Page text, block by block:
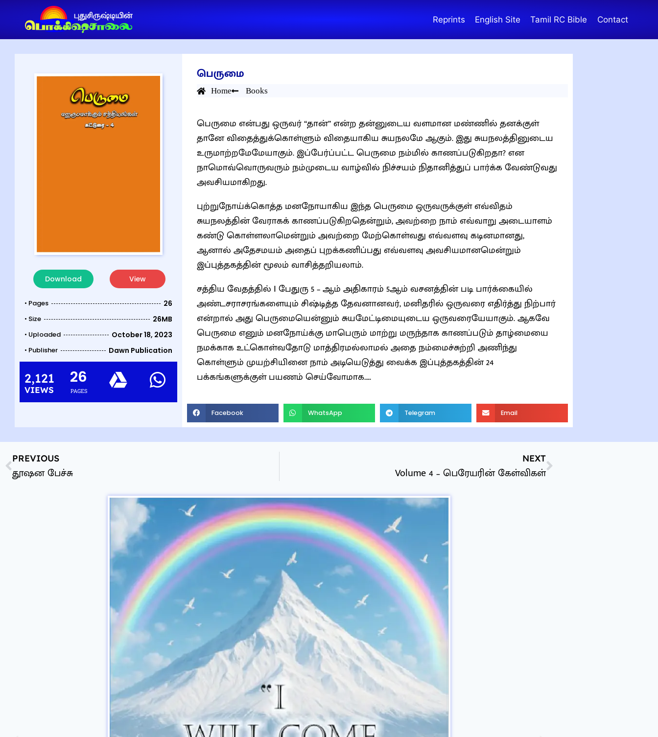
Reprints English Site Tamil RC Bible Contact
Download View
• Pages 26
• Size 26MB
• Uploaded October 18, 2023
• Publisher Dawn Publication
2,121
VIEWS PAGES
26
பெருமை
Home Books
பெருமை என்பது ஒருவர் “தான்” என்ற தன்னுடைய வளமான மண்ணில் தனக்குள்
தானே விதைத்துக்கொள்ளும் விதையாகிய சுயநலமே ஆகும். இது சுயநலத்தினுடைய
உருமாற்றமேமேயாகும். இப்பேர்ப்பட்ட பெருமை நம்மில் காணப்படுகிறதா? என
நாமொவ்வொருவரும் நம்முடைய வாழ்வில் நிச்சயம் நிதானித்துப் பார்க்க வேண்டுவது
அவசியமாகிறது.
புற்றுநோய்க்கொத்த மனநோயாகிய இந்த பெருமை ஒருவருக்குள் எவ்விதம்
சுயநலத்தின் வேராகக் காணப்படுகிறதென்றும், அவற்றை நாம் எவ்வாறு அடையாளம்
கண்டு கொள்ளலாமென்றும் அவற்றை மேற்கொள்வது எவ்வளவு கடினமானது,
ஆனால் அதேசமயம் அதைப் புறக்கணிப்பது எவ்வளவு அவசியமானமென்றும்
இப்புத்தகத்தின் மூலம் வாசித்தறியலாம்.
சத்திய வேதத்தில் I பேதுரு 5 – ஆம் அதிகாரம் 5ஆம் வசனத்தின் படி பார்க்கையில்
அண்டசராசரங்களையும் சிஷ்டித்த தேவனானவர், மனிதரில் ஒருவரை எதிர்த்து நிற்பார்
என்றால் அது பெருமையென்னும் சுயமேட்டிமையுடைய ஒருவரையேயாகும். ஆகவே
பெருமை எனும் மனநோய்க்கு மாபெரும் மாற்று மருந்தாக காணப்படும் தாழ்மையை
நமக்காக உட்கொள்வதோடு மாத்திரமல்லாமல் அதை நம்மைச்சுற்றி அணிந்து
கொள்ளும் முயற்சியினை நாம் அடியெடுத்து வைக்க இப்புத்தகத்தின் 24
பக்கங்களுக்குள் பயணம் செய்வோமாக…..
Facebook WhatsApp Telegram Email
PREVIOUS
தூஷன பேச்சு
NEXT
Volume 4 – பெரேயரின் கேள்விகள்